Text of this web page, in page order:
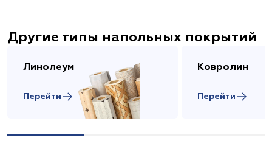
Другие типы напольных покрытий
Линолеум
Перейти
Ковролин
Перейти